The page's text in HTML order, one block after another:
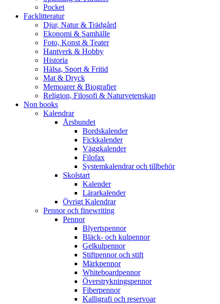
Pocket
Facklitteratur
Djur, Natur & Trädgård
Ekonomi & Samhälle
Foto, Konst & Teater
Hantverk & Hobby
Historia
Hälsa, Sport & Fritid
Mat & Dryck
Memoarer & Biografier
Religion, Filosofi & Naturvetenskap
Non books
Kalendrar
Årsbundet
Bordskalender
Fickkalender
Väggkalender
Filofax
Systemkalendrar och tillbehör
Skolstart
Kalender
Lärarkalender
Övrigt Kalendrar
Pennor och finewriting
Pennor
Blyertspennor
Bläck- och kulpennor
Gelkulpennor
Stiftpennor och stift
Märkpennor
Whiteboardpennor
Överstrykningspennor
Fiberpennor
Kalligrafi och reservoar